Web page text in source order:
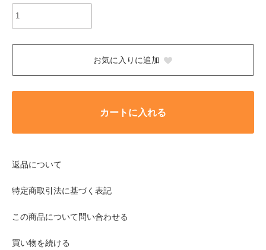
お気に入りに追加
カートに入れる
返品について
特定商取引法に基づく表記
この商品について問い合わせる
買い物を続ける